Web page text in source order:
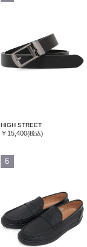
HIGH STREET
￥15,400(税込)
6